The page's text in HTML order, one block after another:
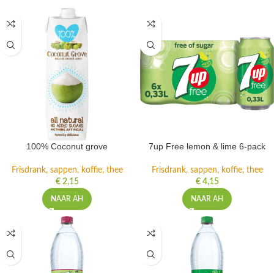
100% Coconut grove
Frisdrank, sappen, koffie, thee
€2,15
NAAR AH
7up Free lemon & lime 6-pack
Frisdrank, sappen, koffie, thee
€4,15
NAAR AH